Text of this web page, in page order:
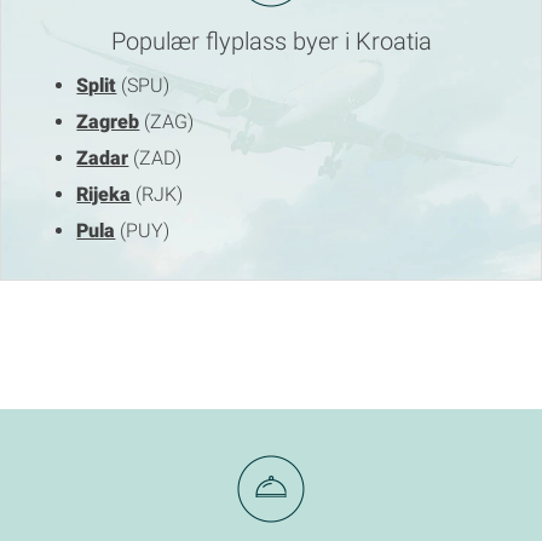
Populær flyplass byer i Kroatia
Split (SPU)
Zagreb (ZAG)
Zadar (ZAD)
Rijeka (RJK)
Pula (PUY)